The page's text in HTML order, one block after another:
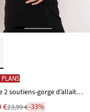
Lot de 2 soutiens-gorge d’allaitement coton sans armatures
€23,99 €-33%